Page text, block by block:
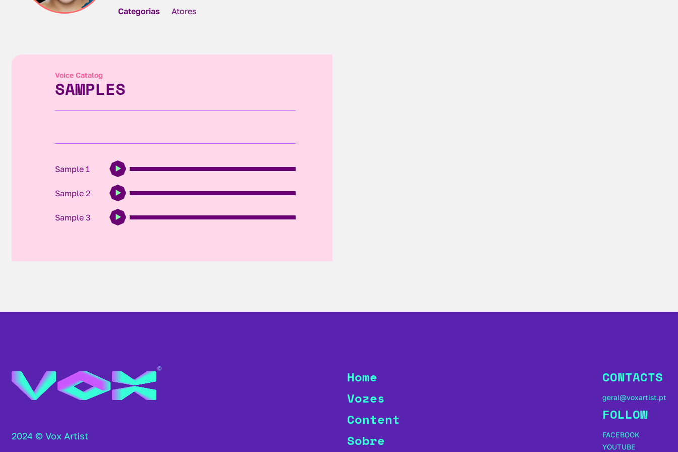
Categorias Atores
Voice Catalog
SAMPLES
Sample 1
Sample 2
Sample 3
2024 © Vox Artist
Home
Vozes
Content
Sobre
CONTACTS
geral@voxartist.pt
FOLLOW
FACEBOOK
YOUTUBE